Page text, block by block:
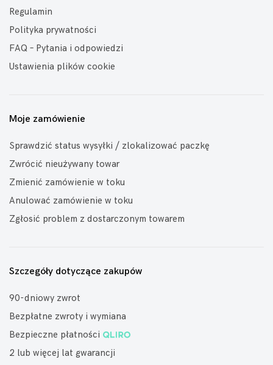
Regulamin
Polityka prywatności
FAQ – Pytania i odpowiedzi
Ustawienia plików cookie
Moje zamówienie
Sprawdzić status wysyłki / zlokalizować paczkę
Zwrócić nieużywany towar
Zmienić zamówienie w toku
Anulować zamówienie w toku
Zgłosić problem z dostarczonym towarem
Szczegóły dotyczące zakupów
90-dniowy zwrot
Bezpłatne zwroty i wymiana
Bezpieczne płatności
2 lub więcej lat gwarancji